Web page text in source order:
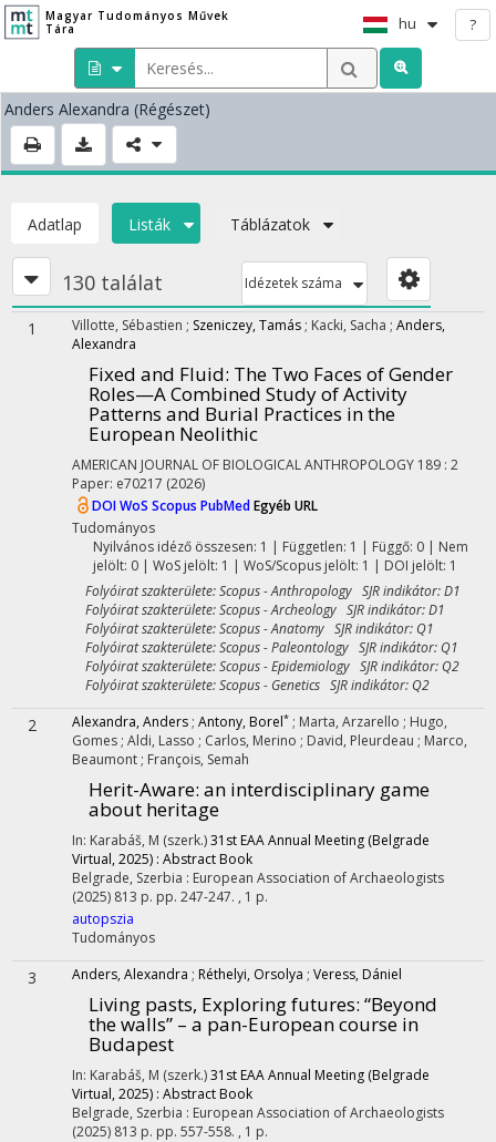
Magyar Tudományos Művek
Tára
hu ?
Anders Alexandra (Régészet)
Adatlap Listák Táblázatok
130 találat Idézetek száma
1 Villotte, Sébastien ; Szeniczey, Tamás ; Kacki, Sacha ; Anders,
Alexandra
Fixed and Fluid: The Two Faces of Gender
Roles—A Combined Study of Activity
Patterns and Burial Practices in the
European Neolithic
AMERICAN JOURNAL OF BIOLOGICAL ANTHROPOLOGY 189 : 2
Paper: e70217 (2026)
DOIWoS Scopus PubMedEgyéb URL
Tudományos
Nyilvános idéző összesen: 1 | Független: 1 | Függő: 0 | Nem
jelölt: 0 | WoS jelölt: 1 | WoS/Scopus jelölt: 1 | DOI jelölt: 1
Folyóirat szakterülete: Scopus - Anthropology SJR indikátor: D1
Folyóirat szakterülete: Scopus - Archeology SJR indikátor: D1
Folyóirat szakterülete: Scopus - Anatomy SJR indikátor: Q1
Folyóirat szakterülete: Scopus - Paleontology SJR indikátor: Q1
Folyóirat szakterülete: Scopus - Epidemiology SJR indikátor: Q2
Folyóirat szakterülete: Scopus - Genetics SJR indikátor: Q2
2 Alexandra, Anders ; Antony, Borel* ; Marta, Arzarello ; Hugo,
Gomes ; Aldi, Lasso ; Carlos, Merino ; David, Pleurdeau ; Marco,
Beaumont ; François, Semah
Herit-Aware: an interdisciplinary game
about heritage
In: Karabáš, M (szerk.)31st EAA Annual Meeting (Belgrade
Virtual, 2025) : Abstract Book
Belgrade, Szerbia : European Association of Archaeologists
(2025) 813 p. pp. 247-247. , 1 p.
autopszia
Tudományos
3 Anders, Alexandra ; Réthelyi, Orsolya ; Veress, Dániel
Living pasts, Exploring futures: “Beyond
the walls” – a pan-European course in
Budapest
In: Karabáš, M (szerk.)31st EAA Annual Meeting (Belgrade
Virtual, 2025) : Abstract Book
Belgrade, Szerbia : European Association of Archaeologists
(2025) 813 p. pp. 557-558. , 1 p.